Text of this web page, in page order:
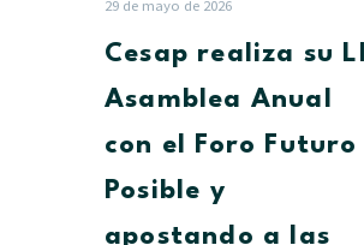
el
Foro
Posible
29 de mayo de 2026
Cesap realiza su LII
Asamblea Anual
con el Foro Futuro
Posible y
apostando a las